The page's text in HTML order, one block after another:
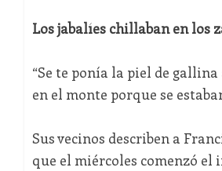
Los jabalíes chillaban en los
“Se te ponía la piel de
en el monte porque se
Sus vecinos describen a
que el miércoles comenzó el